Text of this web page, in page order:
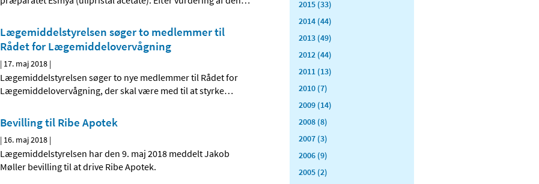
Lægemiddelstyrelsen søger to medlemmer til
Rådet for Lægemiddelovervågning
| 17. maj 2018 |
Lægemiddelstyrelsen søger to nye medlemmer til Rådet for
Lægemiddelovervågning, der skal være med til at styrke…
Bevilling til Ribe Apotek
| 16. maj 2018 |
Lægemiddelstyrelsen har den 9. maj 2018 meddelt Jakob
Møller bevilling til at drive Ribe Apotek.
2015 (33)
2014 (44)
2013 (49)
2012 (44)
2011 (13)
2010 (7)
2009 (14)
2008 (8)
2007 (3)
2006 (9)
2005 (2)